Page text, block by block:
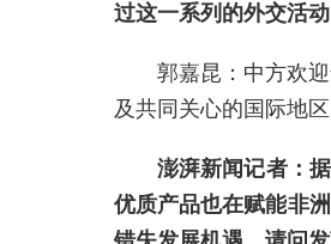
过这一系列的外交活
郭嘉昆：中方欢
及共同关心的国际地
澎湃新闻记者：
优质产品也在赋能非